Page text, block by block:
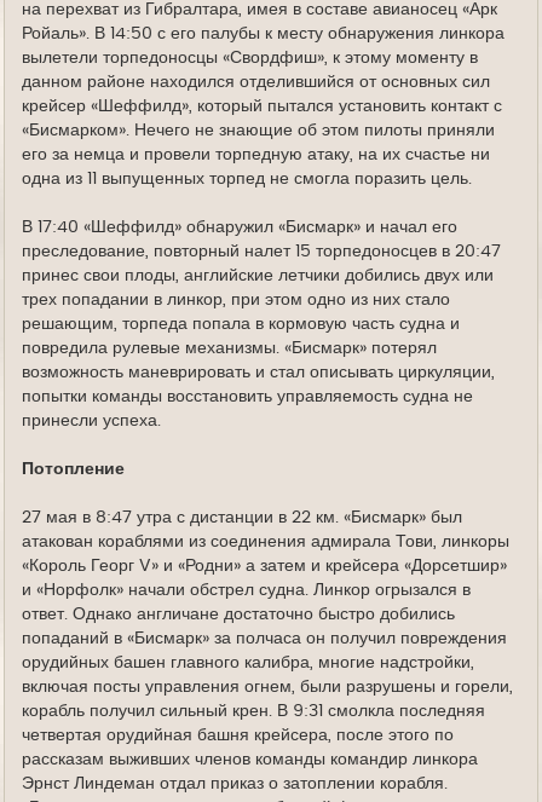
на перехват из Гибралтара, имея в составе авианосец «Арк
Ройаль». В 14:50 с его палубы к месту обнаружения линкора
вылетели торпедоносцы «Свордфиш», к этому моменту в
данном районе находился отделившийся от основных сил
крейсер «Шеффилд», который пытался установить контакт с
«Бисмарком». Нечего не знающие об этом пилоты приняли
его за немца и провели торпедную атаку, на их счастье ни
одна из 11 выпущенных торпед не смогла поразить цель.
В 17:40 «Шеффилд» обнаружил «Бисмарк» и начал его
преследование, повторный налет 15 торпедоносцев в 20:47
принес свои плоды, английские летчики добились двух или
трех попадании в линкор, при этом одно из них стало
решающим, торпеда попала в кормовую часть судна и
повредила рулевые механизмы. «Бисмарк» потерял
возможность маневрировать и стал описывать циркуляции,
попытки команды восстановить управляемость судна не
принесли успеха.
Потопление
27 мая в 8:47 утра с дистанции в 22 км. «Бисмарк» был
атакован кораблями из соединения адмирала Тови, линкоры
«Король Георг V» и «Родни» а затем и крейсера «Дорсетшир»
и «Норфолк» начали обстрел судна. Линкор огрызался в
ответ. Однако англичане достаточно быстро добились
попаданий в «Бисмарк» за полчаса он получил повреждения
орудийных башен главного калибра, многие надстройки,
включая посты управления огнем, были разрушены и горели,
корабль получил сильный крен. В 9:31 смолкла последняя
четвертая орудийная башня крейсера, после этого по
рассказам выживших членов команды командир линкора
Эрнст Линдеман отдал приказ о затоплении корабля.